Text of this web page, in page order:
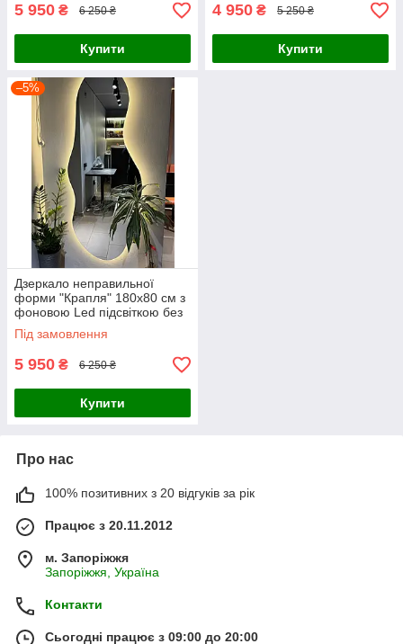
5 950 ₴ 6 250 ₴
Купити
4 950 ₴ 5 250 ₴
Купити
–5%
Дзеркало неправильної
форми "Крапля" 180х80 см з
фоновою Led підсвіткою без
рами. Дзеркала для ванної
кімнати
Під замовлення
5 950 ₴ 6 250 ₴
Купити
Про нас
100% позитивних з 20 відгуків за рік
Працює з 20.11.2012
м. Запоріжжя
Запоріжжя, Україна
Контакти
Сьогодні працює з 09:00 до 20:00